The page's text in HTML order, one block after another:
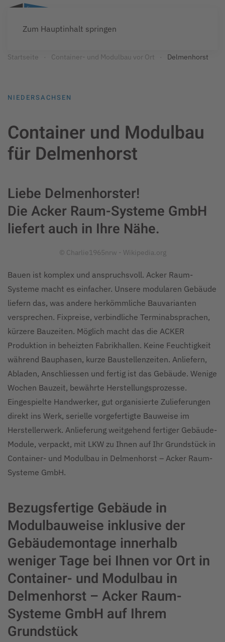
Zum Hauptinhalt springen
Startseite Container- und Modulbau vor Ort Delmenhorst
NIEDERSACHSEN
Container und Modulbau
für Delmenhorst
Liebe Delmenhorster!
Die Acker Raum-Systeme GmbH
liefert auch in Ihre Nähe.
© Charlie1965nrw - Wikipedia.org
Bauen ist komplex und anspruchsvoll. Acker Raum-
Systeme macht es einfacher. Unsere modularen Gebäude
liefern das, was andere herkömmliche Bauvarianten
versprechen. Fixpreise, verbindliche Terminabsprachen,
kürzere Bauzeiten. Möglich macht das die ACKER
Produktion in beheizten Fabrikhallen. Keine Feuchtigkeit
während Bauphasen, kurze Baustellenzeiten. Anliefern,
Abladen, Anschliessen und fertig ist das Gebäude. Wenige
Wochen Bauzeit, bewährte Herstellungsprozesse.
Eingespielte Handwerker, gut organisierte Zulieferungen
direkt ins Werk, serielle vorgefertigte Bauweise im
Herstellerwerk. Anlieferung weitgehend fertiger Gebäude-
Module, verpackt, mit LKW zu Ihnen auf Ihr Grundstück in
Container- und Modulbau in Delmenhorst – Acker Raum-
Systeme GmbH.
Bezugsfertige Gebäude in
Modulbauweise inklusive der
Gebäudemontage innerhalb
weniger Tage bei Ihnen vor Ort in
Container- und Modulbau in
Delmenhorst – Acker Raum-
Systeme GmbH auf Ihrem
Grundstück